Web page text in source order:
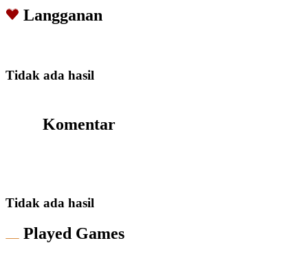
Langganan
Tidak ada hasil
Komentar
Tidak ada hasil
Played Games